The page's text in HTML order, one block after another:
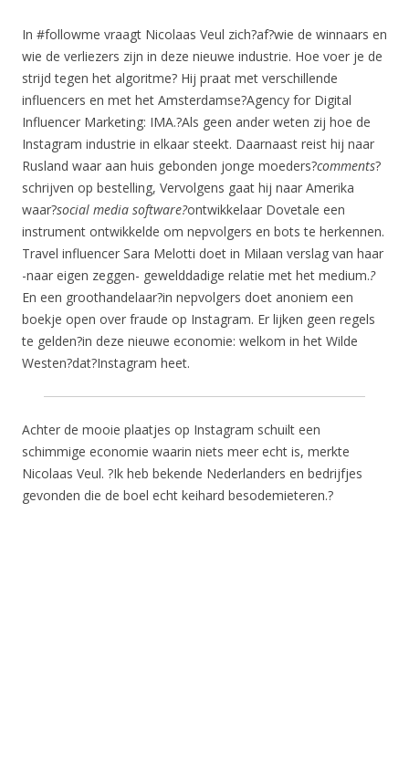
In #followme vraagt Nicolaas Veul zich?af?wie de winnaars en
wie de verliezers zijn in deze nieuwe industrie. Hoe voer je de
strijd tegen het algoritme? Hij praat met verschillende
influencers en met het Amsterdamse?Agency for Digital
Influencer Marketing: IMA.?Als geen ander weten zij hoe de
Instagram industrie in elkaar steekt. Daarnaast reist hij naar
Rusland waar aan huis gebonden jonge moeders?comments?
schrijven op bestelling, Vervolgens gaat hij naar Amerika
waar?social media software?ontwikkelaar Dovetale een
instrument ontwikkelde om nepvolgers en bots te herkennen.
Travel influencer Sara Melotti doet in Milaan verslag van haar
-naar eigen zeggen- gewelddadige relatie met het medium.?
En een groothandelaar?in nepvolgers doet anoniem een
boekje open over fraude op Instagram. Er lijken geen regels
te gelden?in deze nieuwe economie: welkom in het Wilde
Westen?dat?Instagram heet.
Achter de mooie plaatjes op Instagram schuilt een
schimmige economie waarin niets meer echt is, merkte
Nicolaas Veul. ?Ik heb bekende Nederlanders en bedrijfjes
gevonden die de boel echt keihard besodemieteren.?